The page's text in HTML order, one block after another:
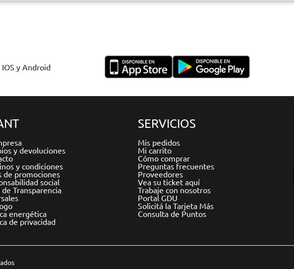
IOS y Android
y devoluciones
y condiciones
de promociones
social
de Transparencia
energética
de privacidad
SERVICIOS
Mis pedidos
Mi carrito
Cómo comprar
Preguntas frecuentes
Proveedores
Vea su ticket aquí
Trabaje con nosotros
Portal GDU
Solicitá la Tarjeta Más
Consulta de Puntos